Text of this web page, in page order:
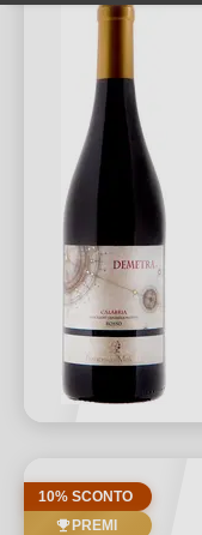
10% SCONTO
PREMI